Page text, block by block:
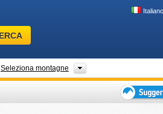
Italiano
paese
Seleziona montagne